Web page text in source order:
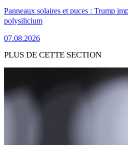
Panneaux solaires et puces : Trump
polysilicium
07.08.2026
PLUS DE CETTE SECTION